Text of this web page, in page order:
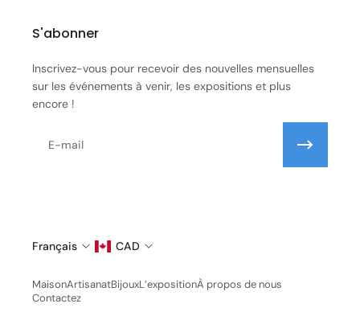
S'abonner
Inscrivez-vous pour recevoir des nouvelles mensuelles
sur les événements à venir, les expositions et plus
encore !
Français CAD
MaisonArtisanatBijouxL’expositionÀ propos de nous
Contactez